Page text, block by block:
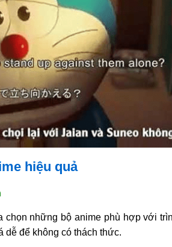
hiệu quả
những bộ anime phù hợp với
dễ để không có thách thức.